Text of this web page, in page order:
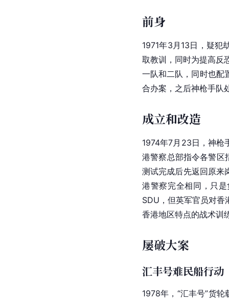
前身
1971年3月13日，疑犯
取教训，同时为提高反
一队和二队，同时也配
合办案，之后神枪手队
成立和改造
1974年7月23日，神枪
港警察总部指令各警区
测试完成后先返回原来
港警察完全相同，只
SDU，但英军官员对香
香港地区特点的战术训
屡破大案
汇丰号难民船行动
1978年，“汇丰号”货轮